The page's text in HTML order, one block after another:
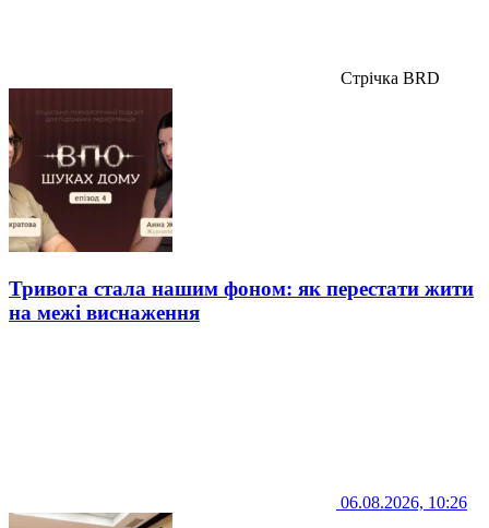
Стрічка BRD
Тривога стала нашим фоном: як перестати жити
на межі виснаження
06.08.2026, 10:26